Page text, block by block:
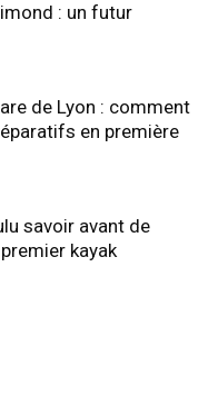
: un futur
de Lyon : comment
en pre⁠mière
savoir avant de
kayak